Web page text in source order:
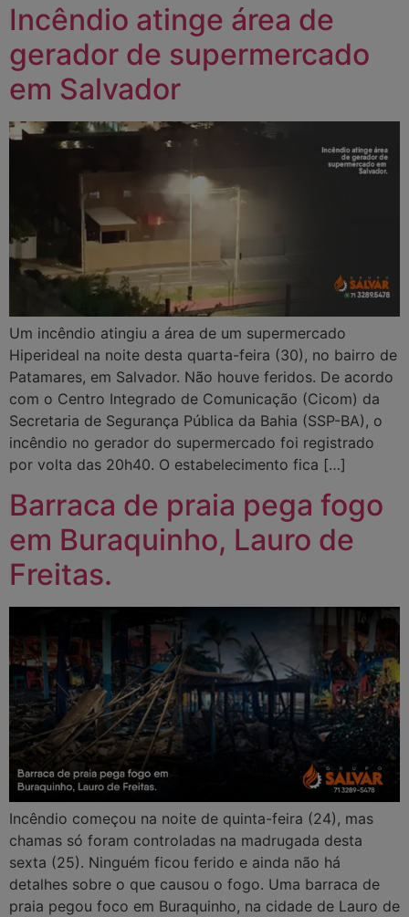
Incêndio atinge área de
gerador de supermercado
em Salvador
Um incêndio atingiu a área de um supermercado
Hiperideal na noite desta quarta-feira (30), no bairro de
Patamares, em Salvador. Não houve feridos. De acordo
com o Centro Integrado de Comunicação (Cicom) da
Secretaria de Segurança Pública da Bahia (SSP-BA), o
incêndio no gerador do supermercado foi registrado
por volta das 20h40. O estabelecimento fica […]
Barraca de praia pega fogo
em Buraquinho, Lauro de
Freitas.
Incêndio começou na noite de quinta-feira (24), mas
chamas só foram controladas na madrugada desta
sexta (25). Ninguém ficou ferido e ainda não há
detalhes sobre o que causou o fogo. Uma barraca de
praia pegou foco em Buraquinho, na cidade de Lauro de